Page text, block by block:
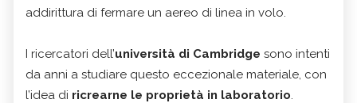
addirittura di fermare un aereo di linea in volo.
I ricercatori dell’università di Cambridge sono intenti
da anni a studiare questo eccezionale materiale, con
l’idea di ricrearne le proprietà in laboratorio.